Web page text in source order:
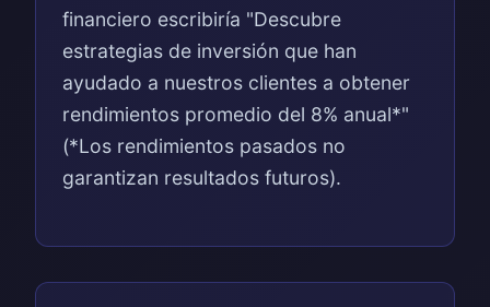
financiero escribiría "Descubre
estrategias de inversión que han
ayudado a nuestros clientes a obtener
rendimientos promedio del 8% anual*"
(*Los rendimientos pasados no
garantizan resultados futuros).